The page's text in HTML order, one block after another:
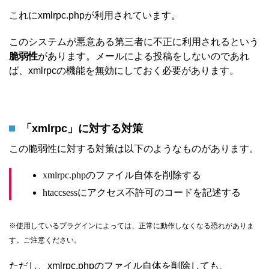
これにxmlrpc.phpが利用されています。
このシステムが悪意ある第三者に不正に利用されるという
脆弱性があります。メールによる投稿をしないのであれ
ば、xmlrpcの機能を無効にしておく必要があります。
「xmlrpc」に対する対策
この脆弱性に対する対策は以下のようなものがあります。
xmlrpc.phpのファイル自体を削除する
htaccsessにアクセス不許可のコードを記述する
※使用しているプラグインによっては、正常に動作しなくなる恐れがありま
す。ご注意ください。
ただし、xmlrpc.phpのファイル自体を削除しても、